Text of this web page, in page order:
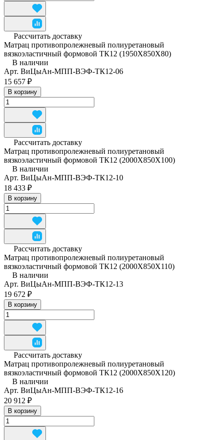
Рассчитать доставку
Матрац противопролежневый полиуретановый
вязкоэластичный формовой ТК12 (1950Х850Х80)
В наличии
Арт. ВиЦыАн-МПП-ВЭФ-ТК12-06
15 657 ₽
В корзину
Рассчитать доставку
Матрац противопролежневый полиуретановый
вязкоэластичный формовой ТК12 (2000Х850Х100)
В наличии
Арт. ВиЦыАн-МПП-ВЭФ-ТК12-10
18 433 ₽
В корзину
Рассчитать доставку
Матрац противопролежневый полиуретановый
вязкоэластичный формовой ТК12 (2000Х850Х110)
В наличии
Арт. ВиЦыАн-МПП-ВЭФ-ТК12-13
19 672 ₽
В корзину
Рассчитать доставку
Матрац противопролежневый полиуретановый
вязкоэластичный формовой ТК12 (2000Х850Х120)
В наличии
Арт. ВиЦыАн-МПП-ВЭФ-ТК12-16
20 912 ₽
В корзину